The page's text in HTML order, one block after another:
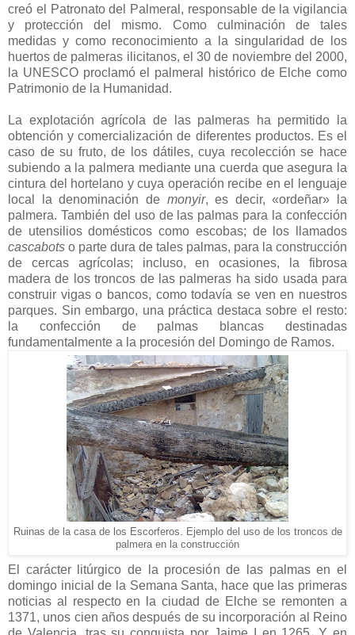
creó el Patronato del Palmeral, responsable de la vigilancia
y protección del mismo. Como culminación de tales
medidas y como reconocimiento a la singularidad de los
huertos de palmeras ilicitanos, el 30 de noviembre del 2000,
la UNESCO proclamó el palmeral histórico de Elche como
Patrimonio de la Humanidad.
La explotación agrícola de las palmeras ha permitido la
obtención y comercialización de diferentes productos. Es el
caso de su fruto, de los dátiles, cuya recolección se hace
subiendo a la palmera mediante una cuerda que asegura la
cintura del hortelano y cuya operación recibe en el lenguaje
local la denominación de monyir, es decir, «ordeñar» la
palmera. También del uso de las palmas para la confección
de utensilios domésticos como escobas; de los llamados
cascabots o parte dura de tales palmas, para la construcción
de cercas agrícolas; incluso, en ocasiones, la fibrosa
madera de los troncos de las palmeras ha sido usada para
construir vigas o bancos, como todavía se ven en nuestros
parques. Sin embargo, una práctica destaca sobre el resto:
la confección de palmas blancas destinadas
fundamentalmente a la procesión del Domingo de Ramos.
Ruinas de la casa de los Escorferos. Ejemplo del uso de los troncos de
palmera en la construcción
El carácter litúrgico de la procesión de las palmas en el
domingo inicial de la Semana Santa, hace que las primeras
noticias al respecto en la ciudad de Elche se remonten a
1371, unos cien años después de su incorporación al Reino